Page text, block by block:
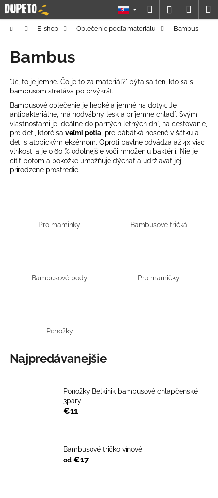
Prejsť
na
obsah
Hľadať
košík
DomovE-shop Oblečenie podľa materiálu Bambus
Bambus
"Jé, to je jemné. Čo je to za materiál?" pýta sa ten, kto sa s
bambusom stretáva po prvýkrát.
Bambusové oblečenie je hebké a jemné na dotyk. Je
antibakteriálne, má hodvábny lesk a príjemne chladí. Svými
vlastnosťami je ideálne do parných letných dní, na cestovanie,
pre deti, ktoré sa veľmi potia , pre bábätká nosené v šátku a
deti s atopickým ekzémom. Oproti bavlne odvádza až 4x viac
vlhkosti a je o 60 % odolnejšie voči množeniu baktérií. Nie je
cítiť potom a pokožke umožňuje dýchať a udržiavať jej
prirodzené prostredie.
Pro maminky Bambusové tričká
Bambusové body Pro mamičky
Ponožky
Najpredávanejšie
Ponožky Belkinik bambusové chlapčenské -
3páry
€11
Bambusové tričko vínové
od €17
K
o
Č
o
p
o
t
r
e
b
u
j
HĽADAŤ